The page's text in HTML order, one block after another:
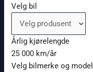
Velg bil
Årlig kjørelengde
25 000 km/år
Velg bilmerke og modell